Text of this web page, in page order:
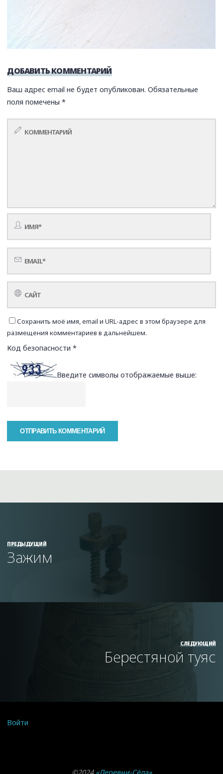
ДОБАВИТЬ КОММЕНТАРИЙ
Ваш адрес email не будет опубликован. Обязательные
поля помечены*
Сохранить моё имя, email и URL-адрес в этом браузере для
размещения комментариев в дальнейшем.
Код безопасности*
Введите символы отображаемые выше:
ПРЕДЫДУЩИЙ
Зажим
СЛЕДУЮЩИЙ
Берестяной туяс
Войти